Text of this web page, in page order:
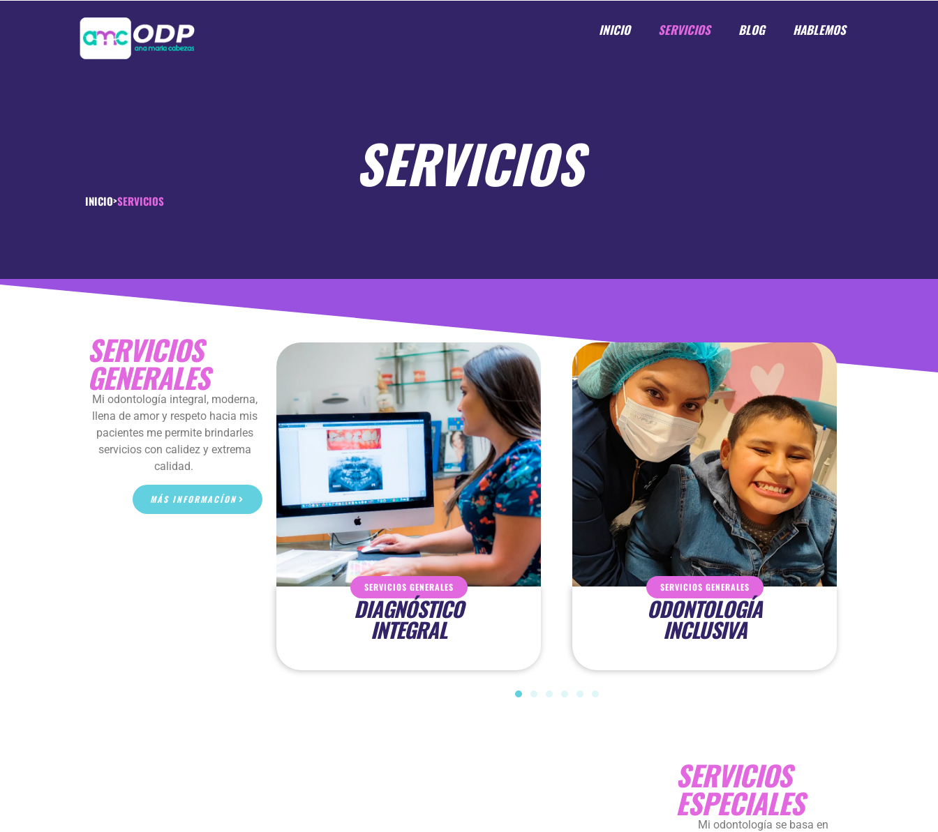
INICIO SERVICIOS BLOG HABLEMOS
SERVICIOS
INICIO>SERVICIOS
SERVICIOS
GENERALES
Mi odontología integral, moderna,
llena de amor y respeto hacia mis
pacientes me permite brindarles
servicios con calidez y extrema
calidad.
MÁS INFORMACÍON
SERVICIOS GENERALES
DIAGNÓSTICO
INTEGRAL
SERVICIOS GENERALES
ODONTOLOGÍA
INCLUSIVA
SERVICIOS
ESPECIALES
Mi odontología se basa en